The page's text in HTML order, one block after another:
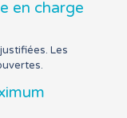
en charge
Les